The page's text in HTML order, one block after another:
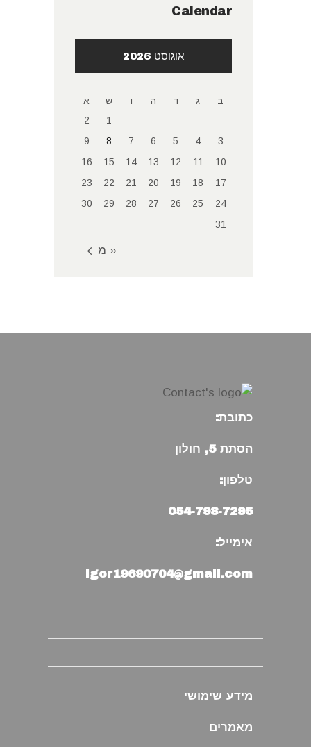
Calendar
אוגוסט 2026
ב ג ד ה ו ש
א
1
2
3
4
5
6
7
8
9
10
11
12
13
14
15
16
17
18
19
20
21
22
23
24
25
26
27
28
29
30
31
« מאי
כתובת:
הסתת 5, חולון
טלפון:
054-798-7295
אימייל:
igor19690704@gmail.com
מידע שימושי
מאמרים